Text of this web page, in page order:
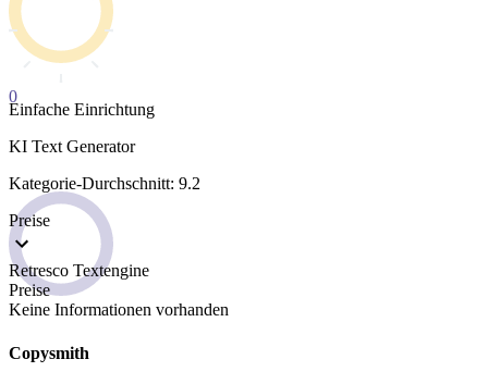
0
Einfache Einrichtung
KI Text Generator
Kategorie-Durchschnitt: 9.2
Preise
Retresco Textengine
Preise
Keine Informationen vorhanden
Copysmith